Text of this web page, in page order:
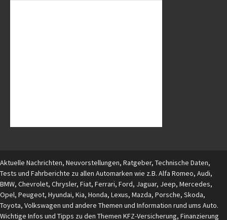
Aktuelle Nachrichten, Neuvorstellungen, Ratgeber, Technische Daten,
Tests und Fahrberichte zu allen Automarken wie z.B. Alfa Romeo, Audi,
BMW, Chevrolet, Chrysler, Fiat, Ferrari, Ford, Jaguar, Jeep, Mercedes,
Opel, Peugeot, Hyundai, Kia, Honda, Lexus, Mazda, Porsche, Skoda,
Toyota, Volkswagen und andere Themen und Information rund ums Auto.
Wichtige Infos und Tipps zu den Themen KFZ-Versicherung, Finanzierung